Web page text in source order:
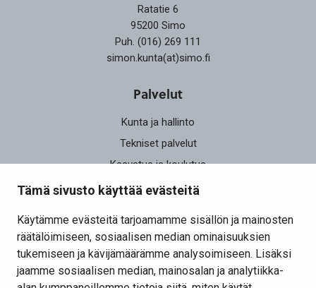
Tämä sivusto käyttää evästeitä
Käytämme evästeitä tarjoamamme sisällön ja mainosten
räätälöimiseen, sosiaalisen median ominaisuuksien
tukemiseen ja kävijämäärämme analysoimiseen. Lisäksi
jaamme sosiaalisen median, mainosalan ja analytiikka-
Ratatie 6
95200 Simo
Puh. (016) 269 111
simon.kunta(at)simo.fi
Palvelut
Kunta ja hallinto
Tekniset palvelut
Kasvatus ja koulutus
Elinvoima
Osallistu ja vaikuta
Kansalaisaloite